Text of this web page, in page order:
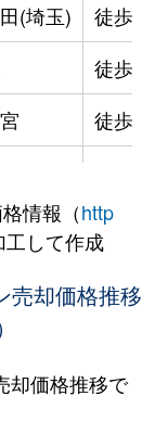
(埼玉)
徒歩7分
徒歩18
徒歩19
(埼玉)
徒歩15
徒歩45
情報（http
工して作成
売却価格推移
却価格推移で